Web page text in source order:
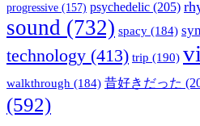
progressive (157) psychedelic (205)
sound (732) spacy (184)
technology (413) trip (190)
walkthrough (184) 昔好きだった
(592)